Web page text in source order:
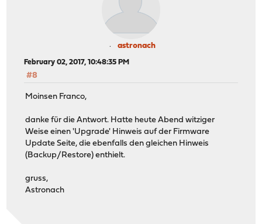
astronach
February 02, 2017, 10:48:35 PM
#8
Moinsen Franco,
danke für die Antwort. Hatte heute Abend witziger
Weise einen 'Upgrade' Hinweis auf der Firmware
Update Seite, die ebenfalls den gleichen Hinweis
(Backup/Restore) enthielt.
gruss,
Astronach